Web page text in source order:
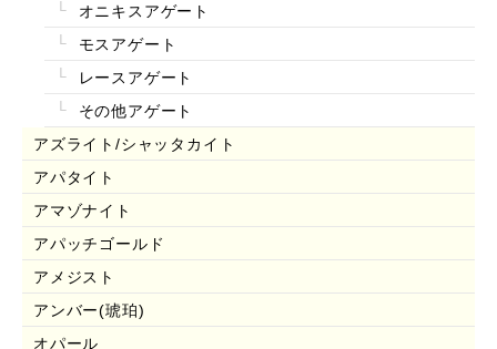
オニキスアゲート
モスアゲート
レースアゲート
その他アゲート
アズライト/シャッタカイト
アパタイト
アマゾナイト
アパッチゴールド
アメジスト
アンバー(琥珀)
オパール